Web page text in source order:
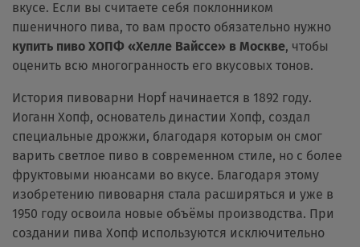
вкусе. Если вы считаете себя поклонником
пшеничного пива, то вам просто обязательно нужно
купить пиво ХОПФ «Хелле Вайссе» в Москве, чтобы
оценить всю многогранность его вкусовых тонов.
История пивоварни Hopf начинается в 1892 году.
Иоганн Хопф, основатель династии Хопф, создал
специальные дрожжи, благодаря которым он смог
варить светлое пиво в современном стиле, но с более
фруктовыми нюансами во вкусе. Благодаря этому
изобретению пивоварня стала расширяться и уже в
1950 году освоила новые объёмы производства. При
создании пива Хопф используются исключительно